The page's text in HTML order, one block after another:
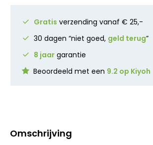
Gratis verzending vanaf € 25,-
30 dagen “niet goed, geld terug”
8 jaar garantie
Beoordeeld met een 9.2 op Kiyoh
Omschrijving